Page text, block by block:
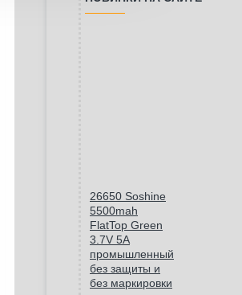
26650 Soshine
5500mah
FlatTop Green
3.7V 5A
промышленный
без защиты и
без маркировки